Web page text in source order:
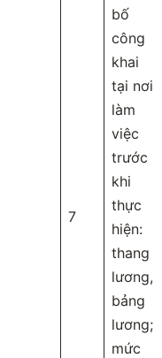
7
bố
công
khai
tại nơi
làm
việc
trước
khi
thực
hiện:
thang
lương,
bảng
lương;
mức